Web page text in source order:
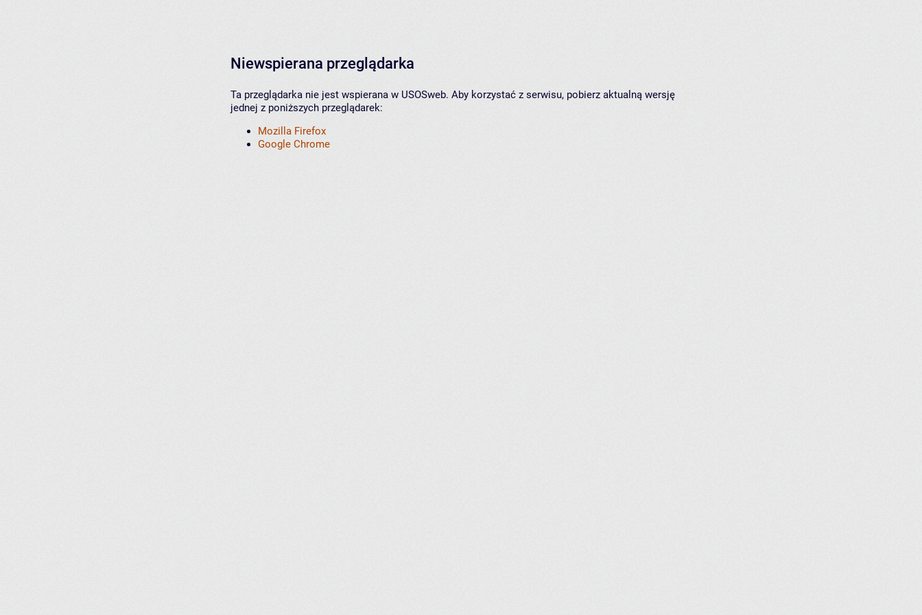
Niewspierana przeglądarka
Ta przeglądarka nie jest wspierana w USOSweb. Aby korzystać z serwisu, pobierz aktualną wersję
jednej z poniższych przeglądarek:
Mozilla Firefox
Google Chrome